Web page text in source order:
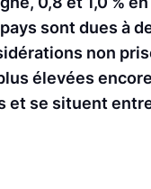
sont dues à
non
élevées
se situent